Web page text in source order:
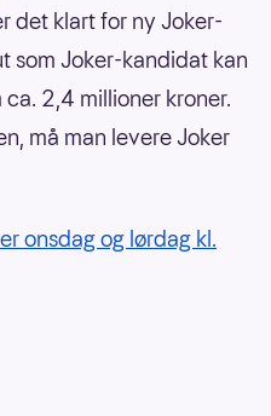
det klart for ny Joker-
som Joker-kandidat kan
2,4 millioner kroner.
må man levere Joker
onsdag og lørdag kl.